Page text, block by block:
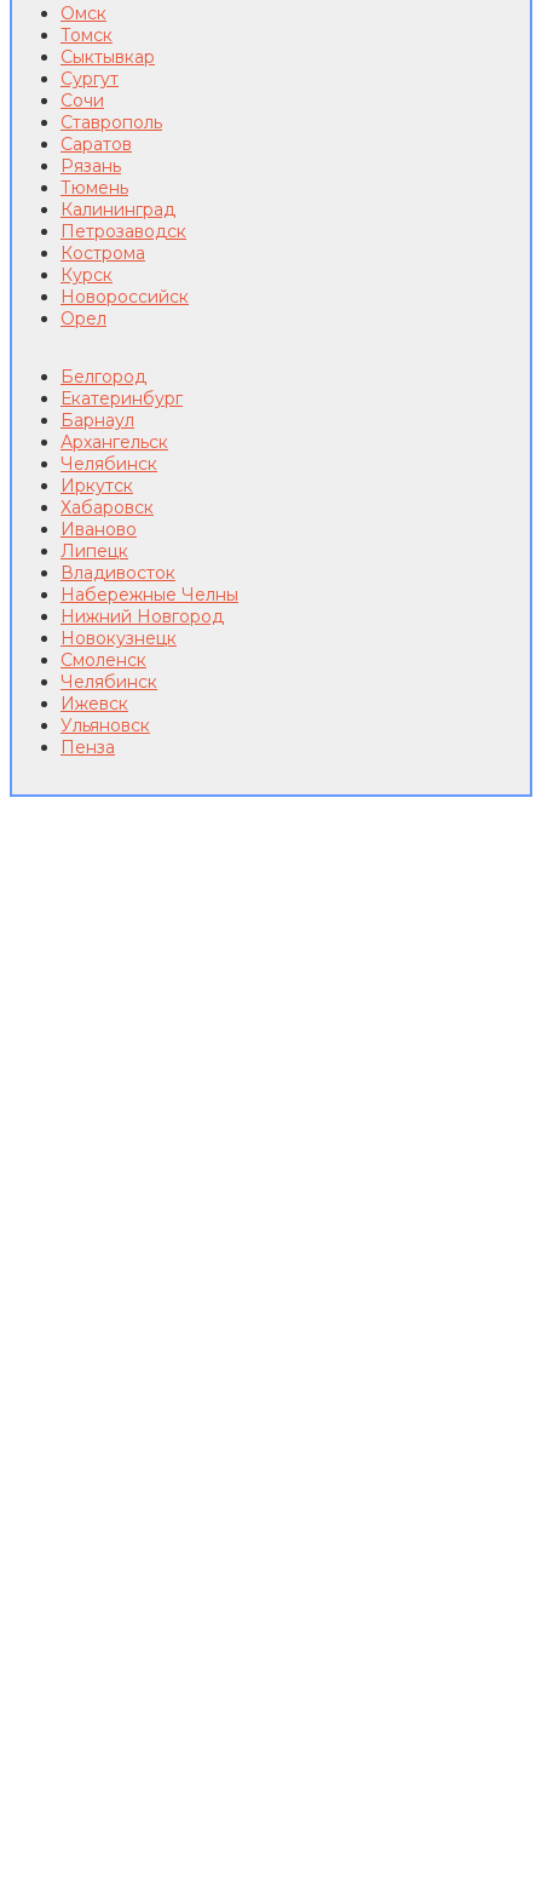
Омск
Томск
Сыктывкар
Сургут
Сочи
Ставрополь
Саратов
Рязань
Тюмень
Калининград
Петрозаводск
Кострома
Курск
Новороссийск
Орел
Белгород
Екатеринбург
Барнаул
Архангельск
Челябинск
Иркутск
Хабаровск
Иваново
Липецк
Владивосток
Набережные Челны
Нижний Новгород
Новокузнецк
Смоленск
Челябинск
Ижевск
Ульяновск
Пенза